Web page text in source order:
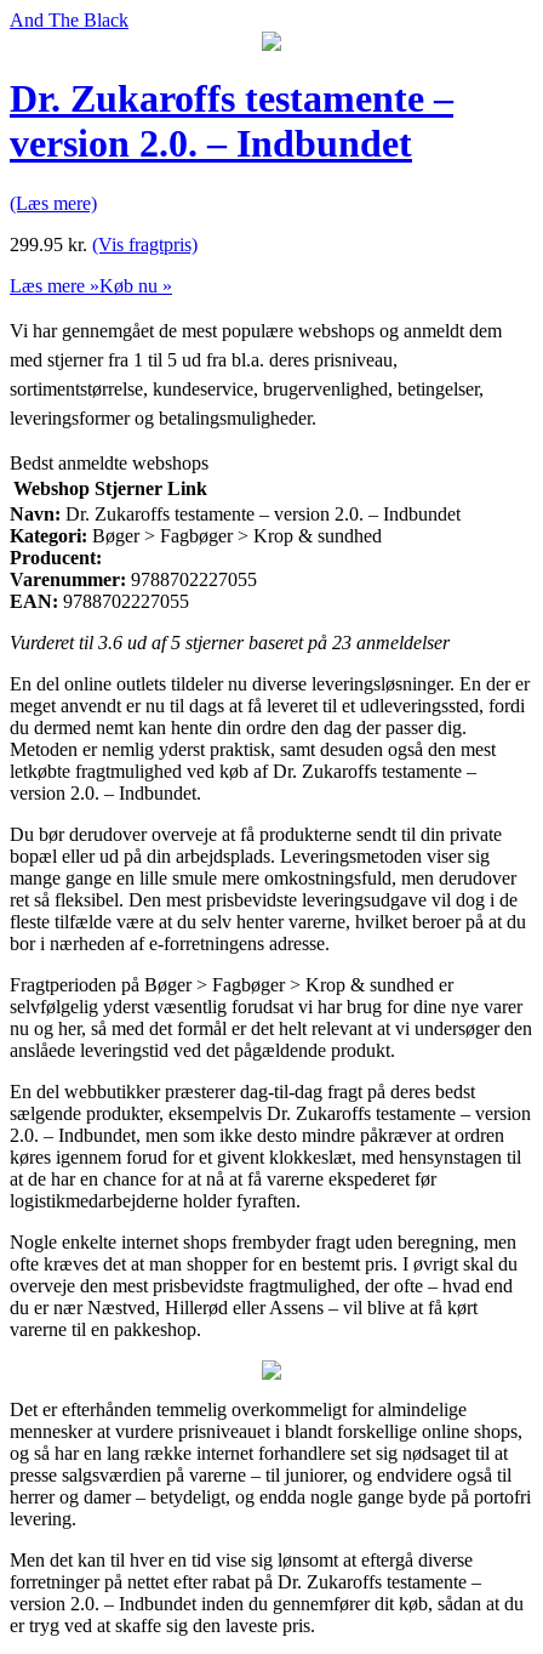
And The Black
Dr. Zukaroffs testamente –
version 2.0. – Indbundet
(Læs mere)
299.95 kr. (Vis fragtpris)
Læs mere »Køb nu »
Vi har gennemgået de mest populære webshops og anmeldt dem
med stjerner fra 1 til 5 ud fra bl.a. deres prisniveau,
sortimentstørrelse, kundeservice, brugervenlighed, betingelser,
leveringsformer og betalingsmuligheder.
Bedst anmeldte webshops
Webshop Stjerner Link
Navn: Dr. Zukaroffs testamente – version 2.0. – Indbundet
Kategori: Bøger > Fagbøger > Krop & sundhed
Producent:
Varenummer: 9788702227055
EAN: 9788702227055
Vurderet til 3.6 ud af 5 stjerner baseret på 23 anmeldelser
En del online outlets tildeler nu diverse leveringsløsninger. En der er
meget anvendt er nu til dags at få leveret til et udleveringssted, fordi
du dermed nemt kan hente din ordre den dag der passer dig.
Metoden er nemlig yderst praktisk, samt desuden også den mest
letkøbte fragtmulighed ved køb af Dr. Zukaroffs testamente –
version 2.0. – Indbundet.
Du bør derudover overveje at få produkterne sendt til din private
bopæl eller ud på din arbejdsplads. Leveringsmetoden viser sig
mange gange en lille smule mere omkostningsfuld, men derudover
ret så fleksibel. Den mest prisbevidste leveringsudgave vil dog i de
fleste tilfælde være at du selv henter varerne, hvilket beroer på at du
bor i nærheden af e-forretningens adresse.
Fragtperioden på Bøger > Fagbøger > Krop & sundhed er
selvfølgelig yderst væsentlig forudsat vi har brug for dine nye varer
nu og her, så med det formål er det helt relevant at vi undersøger den
anslåede leveringstid ved det pågældende produkt.
En del webbutikker præsterer dag-til-dag fragt på deres bedst
sælgende produkter, eksempelvis Dr. Zukaroffs testamente – version
2.0. – Indbundet, men som ikke desto mindre påkræver at ordren
køres igennem forud for et givent klokkeslæt, med hensynstagen til
at de har en chance for at nå at få varerne ekspederet før
logistikmedarbejderne holder fyraften.
Nogle enkelte internet shops frembyder fragt uden beregning, men
ofte kræves det at man shopper for en bestemt pris. I øvrigt skal du
overveje den mest prisbevidste fragtmulighed, der ofte – hvad end
du er nær Næstved, Hillerød eller Assens – vil blive at få kørt
varerne til en pakkeshop.
Det er efterhånden temmelig overkommeligt for almindelige
mennesker at vurdere prisniveauet i blandt forskellige online shops,
og så har en lang række internet forhandlere set sig nødsaget til at
presse salgsværdien på varerne – til juniorer, og endvidere også til
herrer og damer – betydeligt, og endda nogle gange byde på portofri
levering.
Men det kan til hver en tid vise sig lønsomt at eftergå diverse
forretninger på nettet efter rabat på Dr. Zukaroffs testamente –
version 2.0. – Indbundet inden du gennemfører dit køb, sådan at du
er tryg ved at skaffe sig den laveste pris.